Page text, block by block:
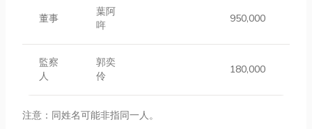
董事
葉阿
哖
950,000
監察
人
郭奕
伶
180,000
注意：同姓名可能非指同一人。